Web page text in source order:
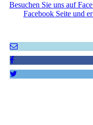
Besuchen Sie uns auf
Facebook Seite und